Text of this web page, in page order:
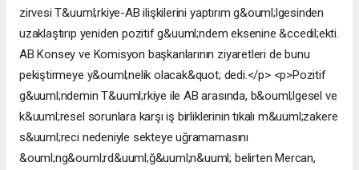
zirvesi T&uuml;rkiye-AB ilişkilerini yaptırım g&ouml;lgesinden
uzaklaştırıp yeniden pozitif g&uuml;ndem eksenine &ccedil;ekti.
AB Konsey ve Komisyon başkanlarının ziyaretleri de bunu
pekiştirmeye y&ouml;nelik olacak&quot; dedi.</p> <p>Pozitif
g&uuml;ndemin T&uuml;rkiye ile AB arasında, b&ouml;lgesel ve
k&uuml;resel sorunlara karşı iş birliklerinin tıkalı m&uuml;zakere
s&uuml;reci nedeniyle sekteye uğramamasını
&ouml;ng&ouml;rd&uuml;ğ&uuml;n&uuml; belirten Mercan,